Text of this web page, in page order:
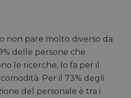
non pare molto diverso da
delle persone che
le ricerche, lo fa per il
Per il 73% degli
del personale è tra i